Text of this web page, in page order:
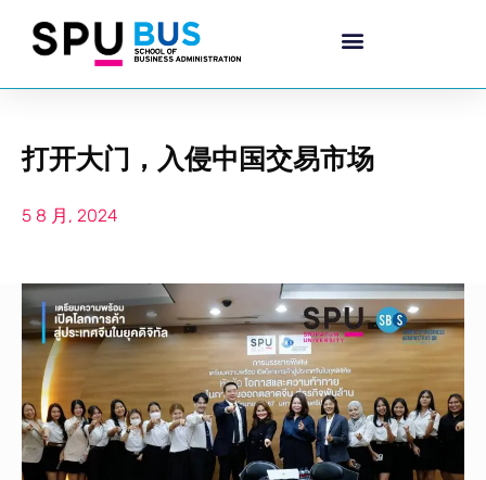
打开大门，入侵中国交易市场
5 8 月, 2024